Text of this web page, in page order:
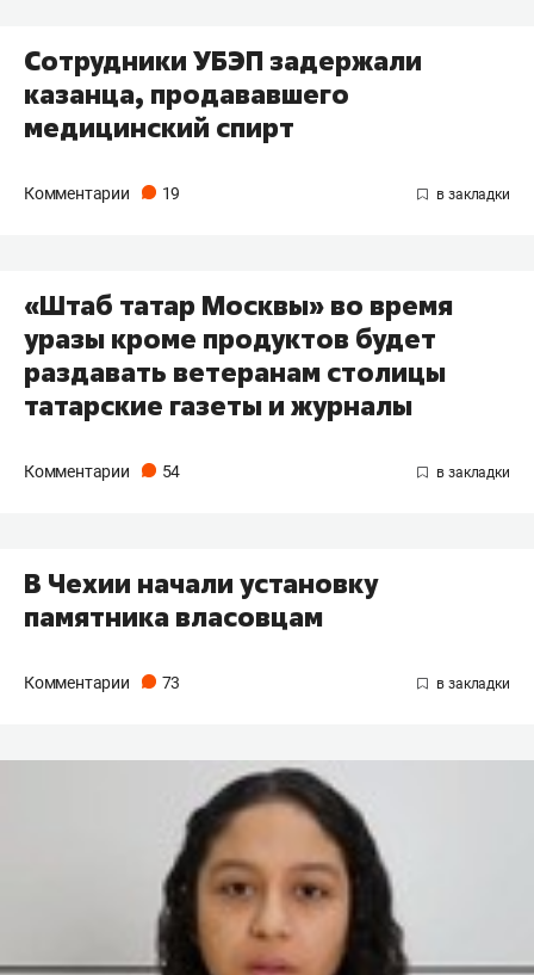
Сотрудники УБЭП задержали
казанца, продававшего
медицинский спирт
Комментарии 19
«Штаб татар Москвы» во время
уразы кроме продуктов будет
раздавать ветеранам столицы
татарские газеты и журналы
Комментарии 54
В Чехии начали установку
памятника власовцам
Комментарии 73